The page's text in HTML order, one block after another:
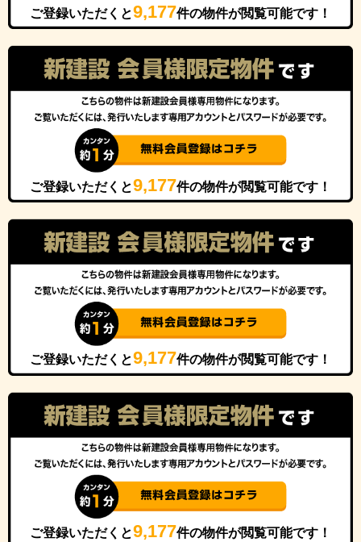
ご登録いただくと9,177件の物件が閲覧可能です！
ご登録いただくと9,177件の物件が閲覧可能です！
ご登録いただくと9,177件の物件が閲覧可能です！
ご登録いただくと9,177件の物件が閲覧可能です！